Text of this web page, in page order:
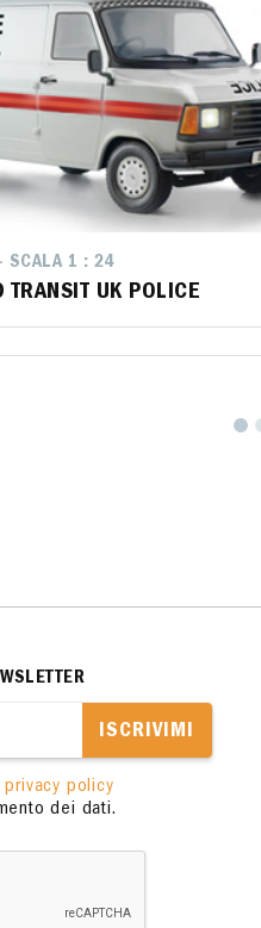
SCALA 1 : 24
TRANSIT UK POLICE
SCALA 1 : 24
TRANSIT UK POLICE
ISCRIVIMI
privacy policy
dei dati.